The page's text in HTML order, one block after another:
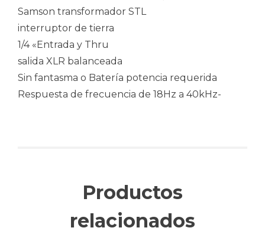
Samson transformador STL
interruptor de tierra
1/4 «Entrada y Thru
salida XLR balanceada
Sin fantasma o Batería potencia requerida
Respuesta de frecuencia de 18Hz a 40kHz-
Productos
relacionados